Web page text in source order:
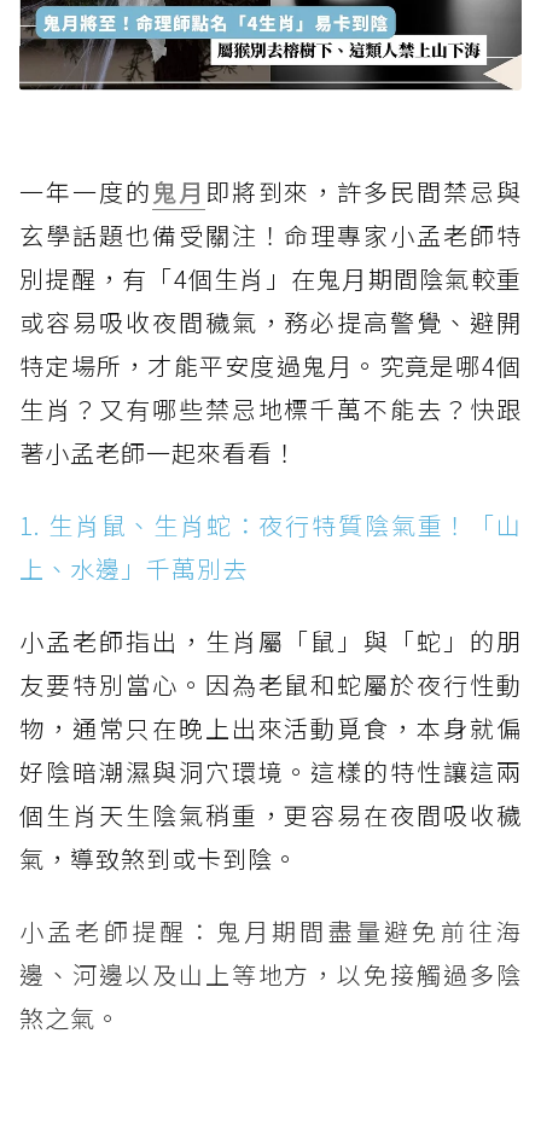
一年一度的鬼月 即將到來，許多民間禁忌與
玄學話題也備受關注！命理專家小孟老師特
別提醒，有「4個生肖」在鬼月期間陰氣較重
或容易吸收夜間穢氣，務必提高警覺、避開
特定場所，才能平安度過鬼月。究竟是哪4個
生肖？又有哪些禁忌地標千萬不能去？快跟
著小孟老師一起來看看！
1. 生肖鼠、生肖蛇：夜行特質陰氣重！「山
上、水邊」千萬別去
小孟老師指出，生肖屬「鼠」與「蛇」的朋
友要特別當心。因為老鼠和蛇屬於夜行性動
物，通常只在晚上出來活動覓食，本身就偏
好陰暗潮濕與洞穴環境。這樣的特性讓這兩
個生肖天生陰氣稍重，更容易在夜間吸收穢
氣，導致煞到或卡到陰。
小孟老師提醒：鬼月期間盡量避免前往海
邊、河邊以及山上等地方，以免接觸過多陰
煞之氣。